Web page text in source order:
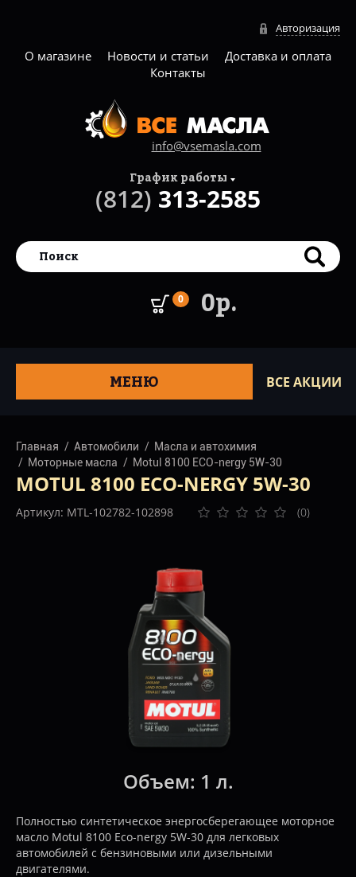
Авторизация
О магазине Новости и статьи
Доставка и оплата
Контакты
info@vsemasla.com
0 0р.
График работы
(812) 313-2585
МЕНЮ ВСЕ АКЦИИ
Главная Автомобили
Масла и автохимия
Моторные масла
Motul 8100 ECO-nergy 5W-30
MOTUL 8100 ECO-NERGY 5W-30
Артикул: MTL-102782-102898 (0)
Объем: 1 л.
Полностью синтетическое энергосберегающее моторное
масло Motul 8100 Eco-nergy 5W-30 для легковых
автомобилей с бензиновыми или дизельными
двигателями.